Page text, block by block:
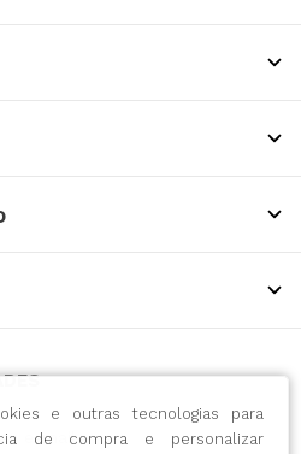
e outras tecnologias para
de compra e personalizar